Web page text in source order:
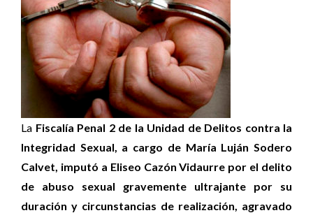
La Fiscalía Penal 2 de la Unidad de Delitos contra la
Integridad Sexual, a cargo de María Luján Sodero
Calvet, imputó a Eliseo Cazón Vidaurre por el delito
de abuso sexual gravemente ultrajante por su
duración y circunstancias de realización, agravado